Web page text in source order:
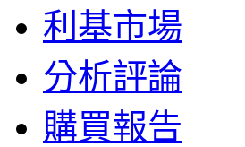
利基市場
分析評論
購買報告